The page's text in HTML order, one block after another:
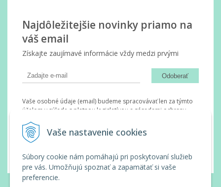
Vaše nastavenie cookies
Súbory cookie nám pomáhajú pri poskytovaní služieb
pre vás. Umožňujú spoznať a zapamätať si vaše
preferencie.
Najdôležitejšie novinky priamo na
váš email
Získajte zaujímavé informácie vždy medzi prvými
Odoberať
Vaše osobné údaje (email) budeme spracovávať len za týmto
účelom v súlade s platnou legislatívou a zásadami ochrany
vám pošleme na váš email. Súhlas môžete kedykoľvek odvolať
písomne, emailom alebo kliknutím na odkaz z ktoréhokoľvek
informačného emailu.
© 2026 Wanda Slovakia •